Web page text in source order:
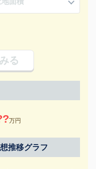
る
万円
推移グラフ